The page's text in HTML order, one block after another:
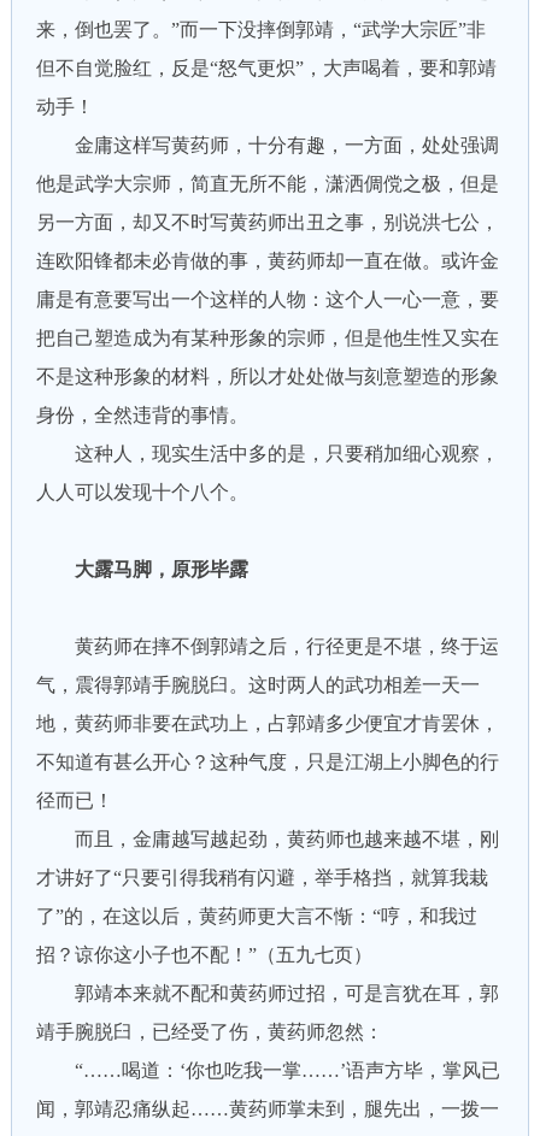
来，倒也罢了。”而一下没摔倒郭靖，“武学大宗匠”非
但不自觉脸红，反是“怒气更炽”，大声喝着，要和郭靖
动手！
金庸这样写黄药师，十分有趣，一方面，处处强调
他是武学大宗师，简直无所不能，潇洒倜傥之极，但是
另一方面，却又不时写黄药师出丑之事，别说洪七公，
连欧阳锋都未必肯做的事，黄药师却一直在做。或许金
庸是有意要写出一个这样的人物：这个人一心一意，要
把自己塑造成为有某种形象的宗师，但是他生性又实在
不是这种形象的材料，所以才处处做与刻意塑造的形象
身份，全然违背的事情。
这种人，现实生活中多的是，只要稍加细心观察，
人人可以发现十个八个。
大露马脚，原形毕露
黄药师在摔不倒郭靖之后，行径更是不堪，终于运
气，震得郭靖手腕脱臼。这时两人的武功相差一天一
地，黄药师非要在武功上，占郭靖多少便宜才肯罢休，
不知道有甚么开心？这种气度，只是江湖上小脚色的行
径而已！
而且，金庸越写越起劲，黄药师也越来越不堪，刚
才讲好了“只要引得我稍有闪避，举手格挡，就算我栽
了”的，在这以后，黄药师更大言不惭：“哼，和我过
招？谅你这小子也不配！”（五九七页）
郭靖本来就不配和黄药师过招，可是言犹在耳，郭
靖手腕脱臼，已经受了伤，黄药师忽然：
“……喝道：‘你也吃我一掌……’语声方毕，掌风已
闻，郭靖忍痛纵起……黄药师掌未到，腿先出，一拨一